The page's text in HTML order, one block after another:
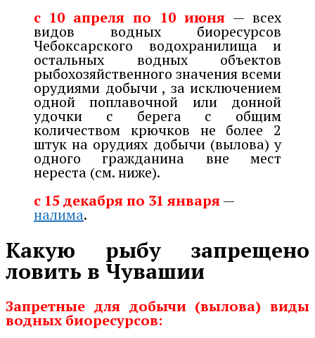
с 10 апреля по 10 июня— всех
видов водных биоресурсов
Чебоксарского водохранилища и
остальных водных объектов
рыбохозяйственного значения всеми
орудиями добычи , за исключением
одной поплавочной или донной
удочки с берега с общим
количеством крючков не более 2
штук на орудиях добычи (вылова) у
одного гражданина вне мест
нереста (см. ниже).
с 15 декабря по 31 января—
налима.
Какую рыбу запрещено
ловить в Чувашии
Запретные для добычи (вылова) виды
водных биоресурсов: